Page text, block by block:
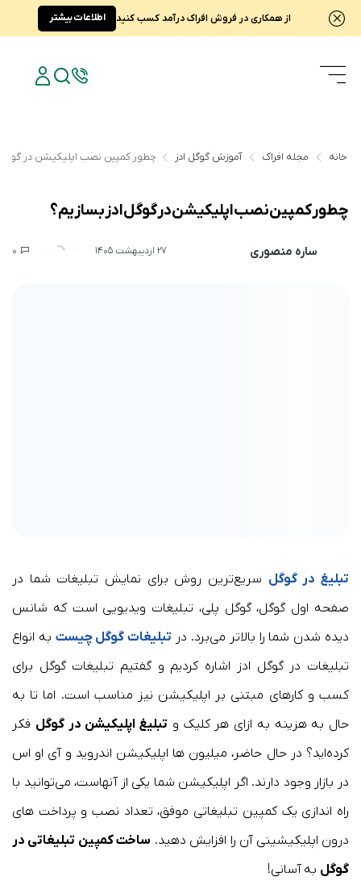
از همکاری در فروش افراک درآمد کسب کنید اطلاعات بیشتر
خانه مجله افراک آموزش گوگل ادز چطور کمپین نصب اپلیکیشن در گوگل
چطور کمپین نصب اپلیکیشن در گوگل ادز بسازیم؟
ساره منصوری 27 اردیبهشت 1405
تبلیغ در گوگل سریع‌ترین روش برای نمایش تبلیغات شما در
صفحه اول گوگل، گوگل پلی، تبلیغات ویدیویی است که شانس
دیده شدن شما را بالاتر می‌برد. در تبلیغات گوگل چیست به انواع
تبلیغات در گوگل ادز اشاره کردیم و گفتیم تبلیغات گوگل برای
کسب و کارهای مبتنی بر اپلیکیشن نیز مناسب است. اما تا به
حال به هزینه به ازای هر کلیک و تبلیغ اپلیکیشن در گوگل فکر
کرده‌اید؟ در حال حاضر، میلیون ها اپلیکیشن اندروید و آی او اس
در بازار وجود دارند. اگر اپلیکیشن شما یکی از آنهاست،‌ می‌توانید با
راه اندازی یک کمپین تبلیغاتی موفق، تعداد نصب و پرداخت های
درون اپلیکیشینی آن را افزایش دهید. ساخت کمپین تبلیغاتی در
گوگل به آسانی!